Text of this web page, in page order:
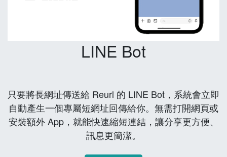
LINE Bot
只要將長網址傳送給 Reurl 的 LINE Bot，系統會立即
自動產生一個專屬短網址回傳給你。無需打開網頁或
安裝額外 App，就能快速縮短連結，讓分享更方便、
訊息更簡潔。